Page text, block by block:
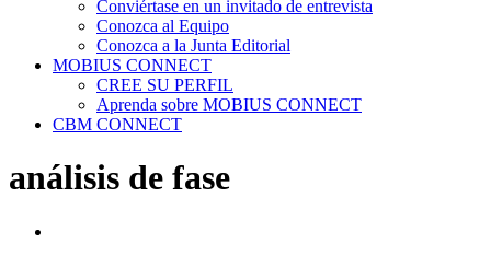
Conviértase en un invitado de entrevista
Conozca al Equipo
Conozca a la Junta Editorial
MOBIUS CONNECT
CREE SU PERFIL
Aprenda sobre MOBIUS CONNECT
CBM CONNECT
análisis de fase